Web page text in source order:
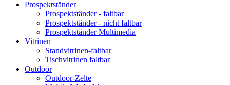
Prospektständer
Prospektständer - faltbar
Prospektständer - nicht faltbar
Prospektständer Multimedia
Vitrinen
Standvitrinen-faltbar
Tischvitrinen faltbar
Outdoor
Outdoor-Zelte